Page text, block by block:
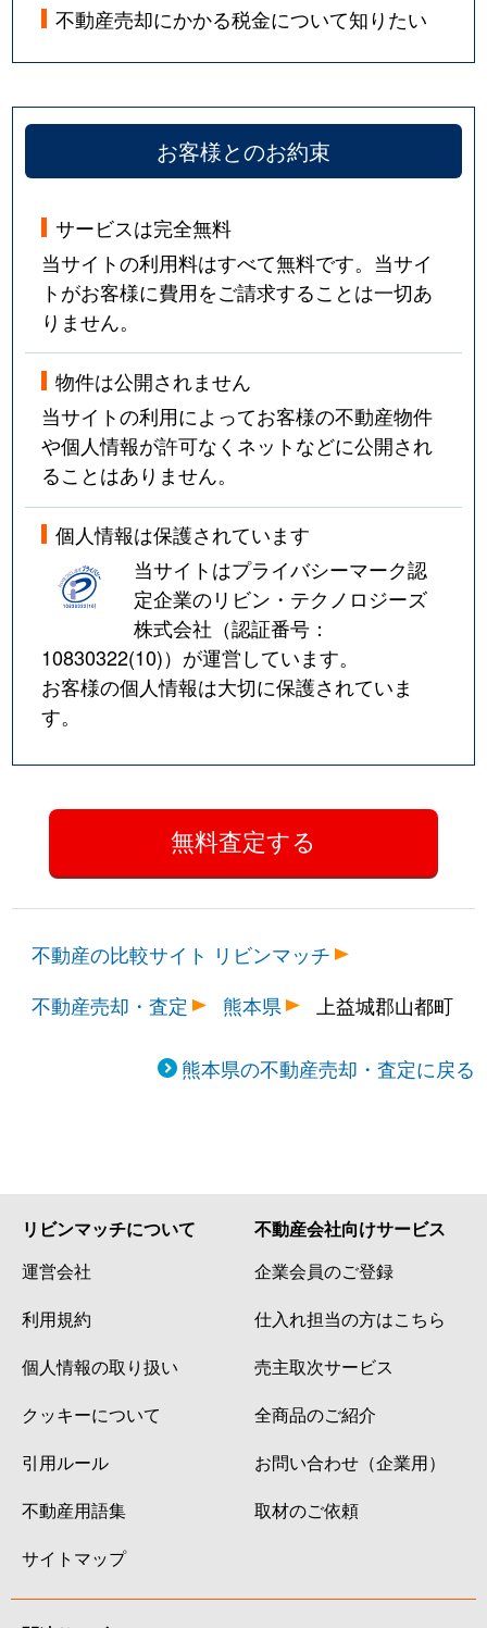
不動産売却にかかる税金について知りたい
お客様とのお約束
サービスは完全無料
当サイトの利用料はすべて無料です。当サイ
トがお客様に費用をご請求することは一切あ
りません。
物件は公開されません
当サイトの利用によってお客様の不動産物件
や個人情報が許可なくネットなどに公開され
ることはありません。
個人情報は保護されています
当サイトはプライバシーマーク認
定企業のリビン・テクノロジーズ
株式会社（認証番号：
10830322(10)）が運営しています。
お客様の個人情報は大切に保護されていま
す。
不動産の比較サイト リビンマッチ
不動産売却・査定
熊本県 上益城郡山都町
熊本県の不動産売却・査定に戻る
リビンマッチについて
運営会社
利用規約
個人情報の取り扱い
クッキーについて
引用ルール
不動産用語集
サイトマップ
不動産会社向けサービス
企業会員のご登録
仕入れ担当の方はこちら
売主取次サービス
全商品のご紹介
お問い合わせ（企業用）
取材のご依頼